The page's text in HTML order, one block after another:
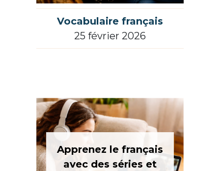
Vocabulaire français
25 février 2026
Apprenez le français
avec des séries et